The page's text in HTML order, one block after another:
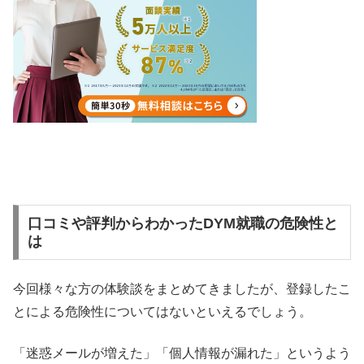
口コミや評判からわかったDYM就職の危険性と
は
今回様々な方の体験談をまとめてきましたが、登録したこ
とによる危険性についてはないといえるでしょう。
「迷惑メールが増えた」「個人情報が漏れた」というよう